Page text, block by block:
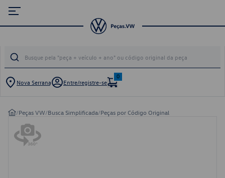
Nova Serrana Entre/registre-se
0
/Peças VW/Busca Simplificada/Peças por Código Original